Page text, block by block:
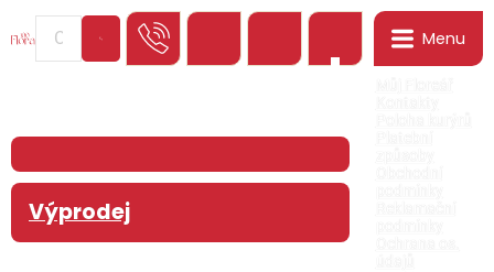
Menu
Výprodej